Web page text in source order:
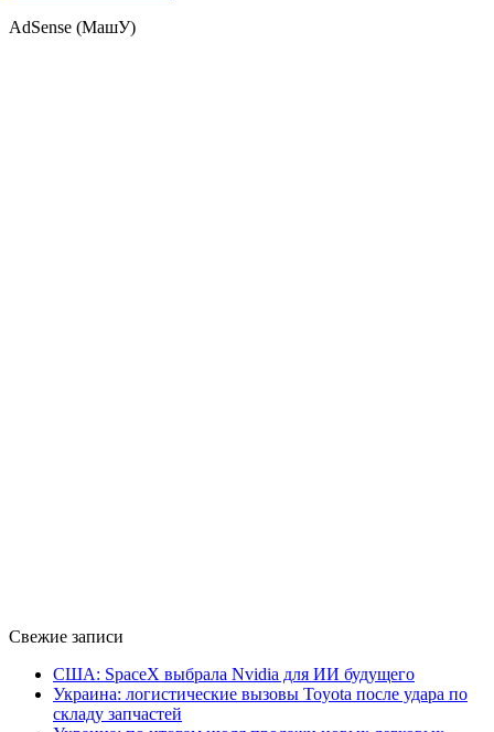
AdSense (МашУ)
Свежие записи
США: SpaceX выбрала Nvidia для ИИ будущего
Украина: логистические вызовы Toyota после удара по
складу запчастей